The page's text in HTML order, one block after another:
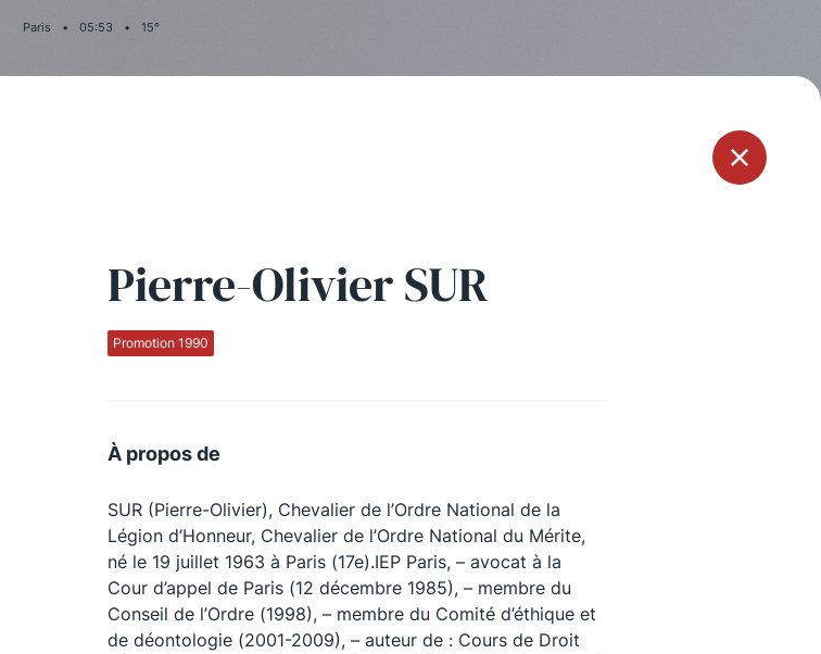
Paris • 05:53 • 15°
Pierre-Olivier SUR
Promotion 1990
À propos de
SUR (Pierre-Olivier), Chevalier de l’Ordre National de la
Légion d’Honneur, Chevalier de l’Ordre National du Mérite,
né le 19 juillet 1963 à Paris (17e).IEP Paris, – avocat à la
Cour d’appel de Paris (12 décembre 1985), – membre du
Conseil de l’Ordre (1998), – membre du Comité d’éthique et
de déontologie (2001-2009), – auteur de : Cours de Droit